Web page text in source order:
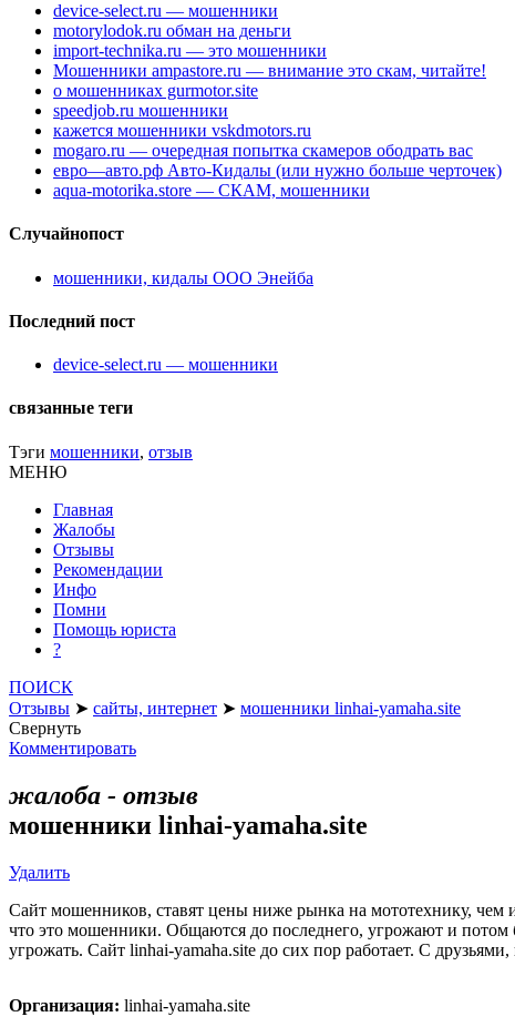
device-select.ru — мошенники
motorylodok.ru обман на деньги
import-technika.ru — это мошенники
Мошенники ampastore.ru — внимание это скам, читайте!
о мошенниках gurmotor.site
speedjob.ru мошенники
кажется мошенники vskdmotors.ru
mogaro.ru — очередная попытка скамеров ободрать вас
евро—авто.рф Авто-Кидалы (или нужно больше черточек)
aqua-motorika.store — СКАМ, мошенники
Случайнопост
мошенники, кидалы ООО Энейба
Последний пост
device-select.ru — мошенники
связанные теги
Тэги мошенники, отзыв
МЕНЮ
Главная
Жалобы
Отзывы
Рекомендации
Инфо
Помни
Помощь юриста
?
ПОИСК
Отзывы ➤ сайты, интернет ➤ мошенники linhai-yamaha.site
Свернуть
Комментировать
жалоба - отзыв
мошенники linhai-yamaha.site
Удалить
Сайт мошенников, ставят цены ниже рынка на мототехнику, чем
что это мошенники. Общаются до последнего, угрожают и
угрожать. Сайт linhai-yamaha.site до сих пор работает. С
Организация: linhai-yamaha.site